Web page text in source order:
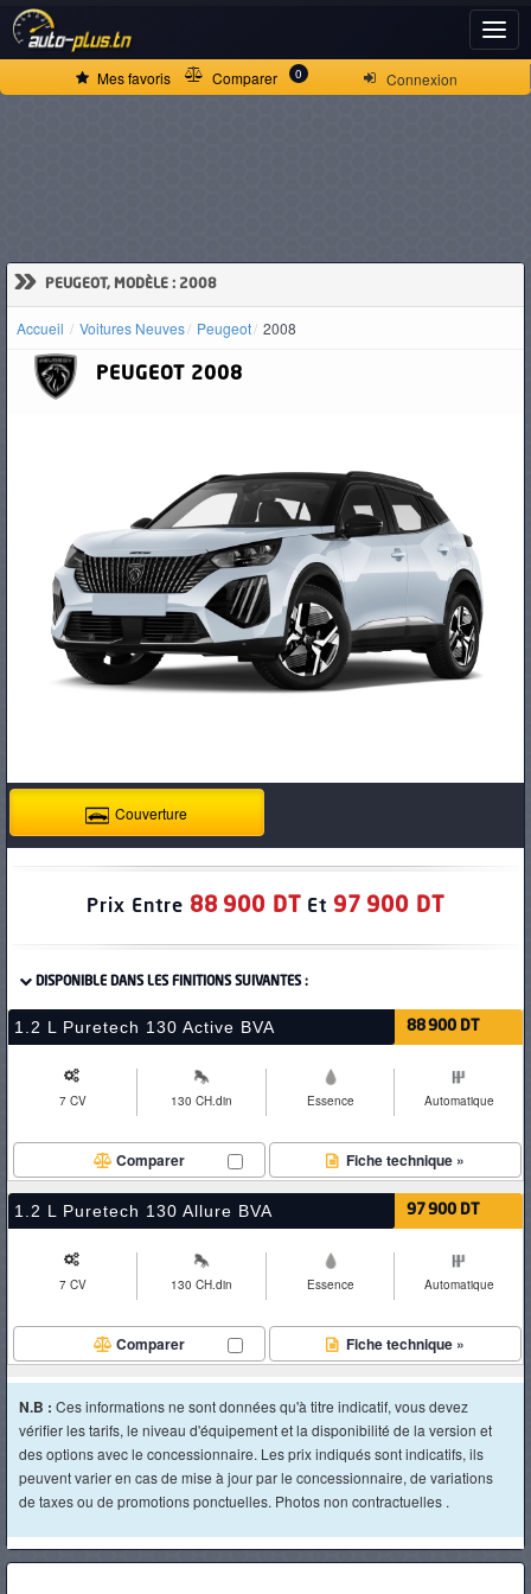
Connexion
Mes favoris Comparer 0
» PEUGEOT, MODÈLE : 2008
Accueil Voitures Neuves Peugeot 2008
PEUGEOT 2008
Couverture
Prix Entre 88 900 DT Et 97 900 DT
DISPONIBLE DANS LES FINITIONS SUIVANTES :
1.2 L Puretech 130 Active BVA 88 900 DT
7 CV 130 CH.din Essence Automatique
Fiche technique »
Comparer
1.2 L Puretech 130 Allure BVA 97 900 DT
7 CV 130 CH.din Essence Automatique
Fiche technique »
Comparer
N.B : Ces informations ne sont données qu'à titre indicatif, vous devez
vérifier les tarifs, le niveau d'équipement et la disponibilité de la version et
des options avec le concessionnaire. Les prix indiqués sont indicatifs, ils
peuvent varier en cas de mise à jour par le concessionnaire, de variations
de taxes ou de promotions ponctuelles. Photos non contractuelles .
ACCUEIL
D'OCCASION
PNEUS